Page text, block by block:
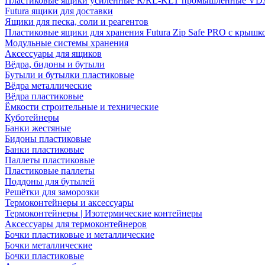
Futura ящики для доставки
Ящики для песка, соли и реагентов
Пластиковые ящики для хранения Futura Zip Safe PRO с
Модульные системы хранения
Аксессуары для ящиков
Вёдра, бидоны и бутыли
Бутыли и бутылки пластиковые
Вёдра металлические
Вёдра пластиковые
Ёмкости строительные и технические
Куботейнеры
Банки жестяные
Бидоны пластиковые
Банки пластиковые
Паллеты пластиковые
Пластиковые паллеты
Поддоны для бутылей
Решётки для заморозки
Термоконтейнеры и аксессуары
Термоконтейнеры | Изотермические контейнеры
Аксессуары для термоконтейнеров
Бочки пластиковые и металлические
Бочки металлические
Бочки пластиковые